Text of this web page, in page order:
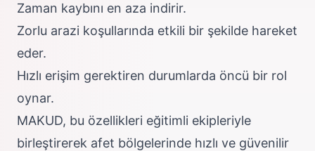
Zaman kaybını en aza indirir.
Zorlu arazi koşullarında etkili bir şekilde hareket
eder.
Hızlı erişim gerektiren durumlarda öncü bir rol
oynar.
MAKUD, bu özellikleri eğitimli ekipleriyle
birleştirerek afet bölgelerinde hızlı ve güvenilir